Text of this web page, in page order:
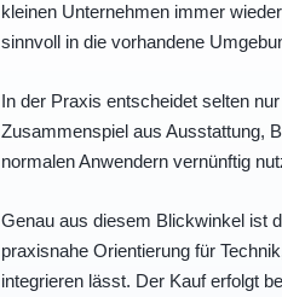
kleinen Unternehmen immer
sinnvoll in die vorhandene
In der Praxis entscheidet selten
Zusammenspiel aus Ausstattung,
normalen Anwendern vernünftig
Genau aus diesem Blickwinkel ist
praxisnahe Orientierung für
integrieren lässt. Der Kauf erfolgt